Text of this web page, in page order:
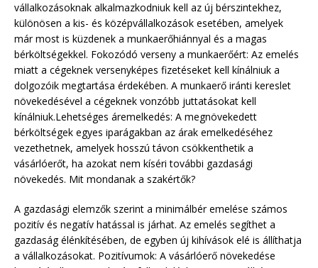
vállalkozásoknak alkalmazkodniuk kell az új bérszintekhez,
különösen a kis- és középvállalkozások esetében, amelyek
már most is küzdenek a munkaerőhiánnyal és a magas
bérköltségekkel. Fokozódó verseny a munkaerőért: Az emelés
miatt a cégeknek versenyképes fizetéseket kell kínálniuk a
dolgozóik megtartása érdekében. A munkaerő iránti kereslet
növekedésével a cégeknek vonzóbb juttatásokat kell
kínálniuk.Lehetséges áremelkedés: A megnövekedett
bérköltségek egyes iparágakban az árak emelkedéséhez
vezethetnek, amelyek hosszú távon csökkenthetik a
vásárlóerőt, ha azokat nem kíséri további gazdasági
növekedés. Mit mondanak a szakértők?
A gazdasági elemzők szerint a minimálbér emelése számos
pozitív és negatív hatással is járhat. Az emelés segíthet a
gazdaság élénkítésében, de egyben új kihívások elé is állíthatja
a vállalkozásokat. Pozitívumok: A vásárlóerő növekedése